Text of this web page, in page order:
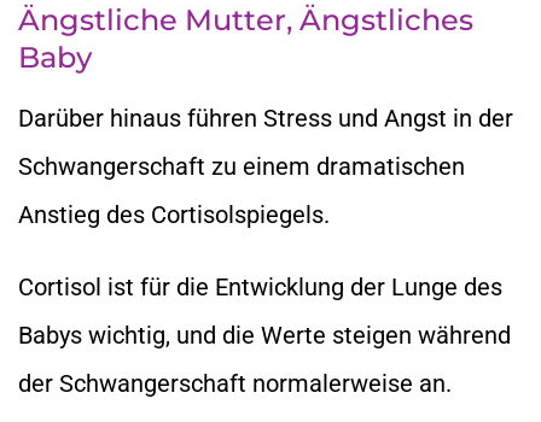
Ängstliche Mutter, Ängstliches
Baby
Darüber hinaus führen Stress und Angst in der
Schwangerschaft zu einem dramatischen
Anstieg des Cortisolspiegels.
Cortisol ist für die Entwicklung der Lunge des
Babys wichtig, und die Werte steigen während
der Schwangerschaft normalerweise an.